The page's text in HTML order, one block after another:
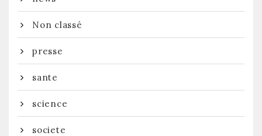
Non classé
presse
sante
science
societe